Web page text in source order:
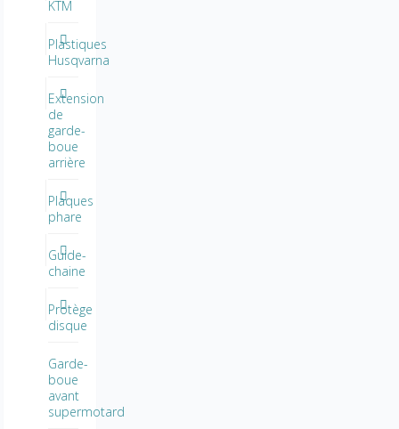
KTM
Plastiques
Husqvarna
Extension
de
garde-
boue
arrière
Plaques
phare
Guide-
chaine
Protège
disque
Garde-
boue
avant
supermotard